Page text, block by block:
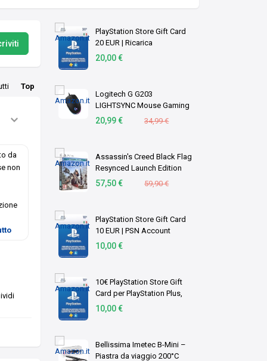
PlayStation Store Gift Card
20 EUR | Ricarica
Portafoglio PSN | Account
20,00 €
Logitech G G203
LIGHTSYNC Mouse Gaming
con Illuminazione RGB
20,99 € 34,99 €
Assassin's Creed Black Flag
Resynced Launch Edition
(PS5)
57,50 € 59,90 €
PlayStation Store Gift Card
10 EUR | PSN Account
italiano | PS5/PS4 Codice
10,00 €
10€ PlayStation Store Gift
Card per PlayStation Plus,
Account italiano [Codice per
10,00 €
Bellissima Imetec B-Mini –
Piastra da viaggio 200°C
Top
da
non